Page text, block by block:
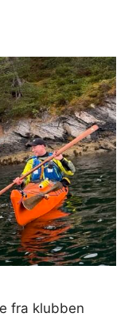
fra klubben